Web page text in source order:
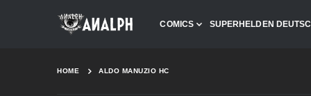
COMICS SUPERHELDEN
HOME ALDO MANUZIO HC